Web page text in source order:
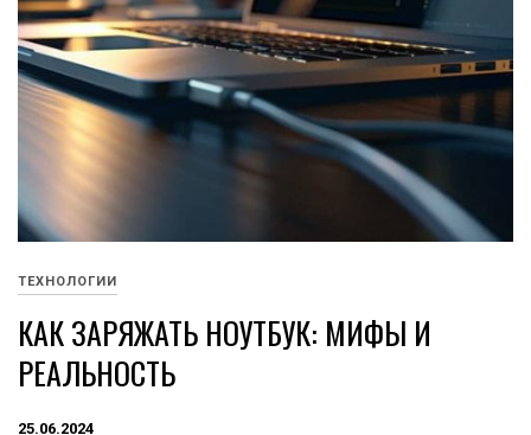
ТЕХНОЛОГИИ
КАК ЗАРЯЖАТЬ НОУТБУК: МИФЫ И
РЕАЛЬНОСТЬ
25.06.2024